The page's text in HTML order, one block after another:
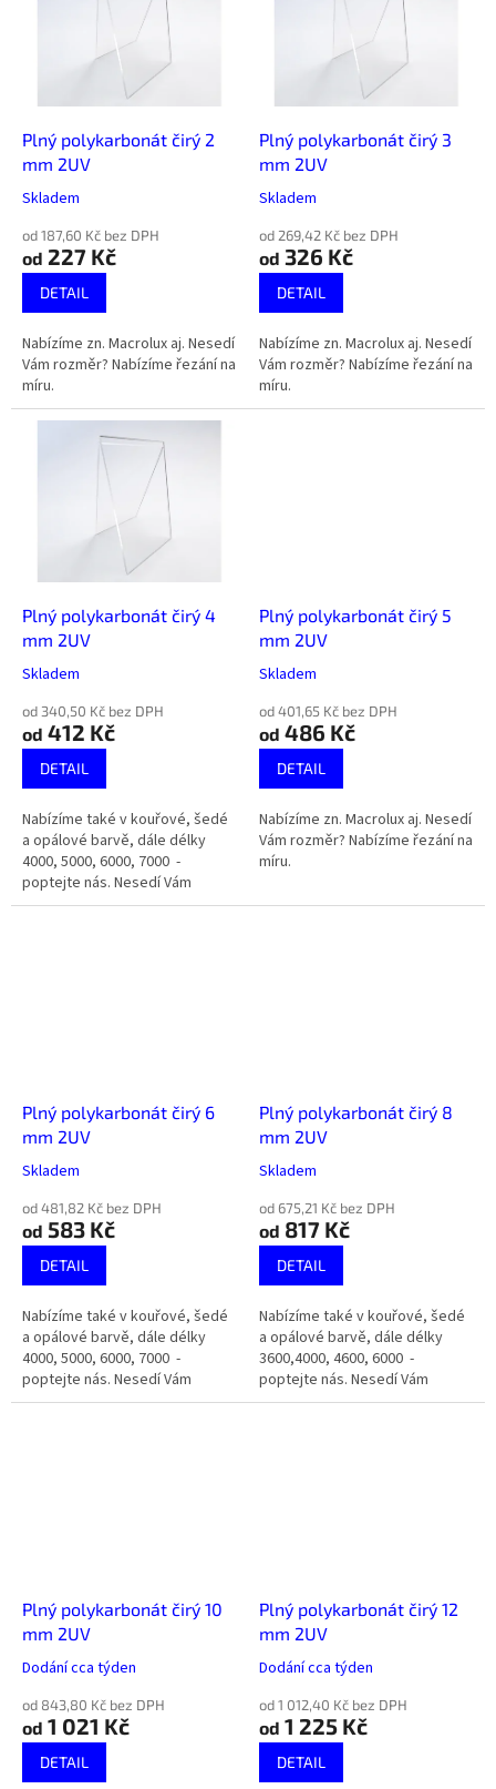
Plný polykarbonát čirý 2
mm 2UV
Skladem
od 187,60 Kč bez DPH
od 227 Kč
DETAIL
Nabízíme zn. Macrolux aj. Nesedí
Vám rozměr? Nabízíme řezání na
míru.
Plný polykarbonát čirý 3
mm 2UV
Skladem
od 269,42 Kč bez DPH
od 326 Kč
DETAIL
Nabízíme zn. Macrolux aj. Nesedí
Vám rozměr? Nabízíme řezání na
míru.
Plný polykarbonát čirý 4
mm 2UV
Skladem
od 340,50 Kč bez DPH
od 412 Kč
DETAIL
Nabízíme také v kouřové, šedé
a opálové barvě, dále délky
4000, 5000, 6000, 7000 -
poptejte nás. Nesedí Vám
rozměr? Nabízíme řezání na
Plný polykarbonát čirý 5
mm 2UV
Skladem
od 401,65 Kč bez DPH
od 486 Kč
DETAIL
Nabízíme zn. Macrolux aj. Nesedí
Vám rozměr? Nabízíme řezání na
míru.
Plný polykarbonát čirý 6
mm 2UV
Skladem
od 481,82 Kč bez DPH
od 583 Kč
DETAIL
Nabízíme také v kouřové, šedé
a opálové barvě, dále délky
4000, 5000, 6000, 7000 -
poptejte nás. Nesedí Vám
rozměr? Nabízíme řezání na
Plný polykarbonát čirý 8
mm 2UV
Skladem
od 675,21 Kč bez DPH
od 817 Kč
DETAIL
Nabízíme také v kouřové, šedé
a opálové barvě, dále délky
3600,4000, 4600, 6000 -
poptejte nás. Nesedí Vám
rozměr? Nabízíme řezání na
Plný polykarbonát čirý 10
mm 2UV
Dodání cca týden
od 843,80 Kč bez DPH
od 1 021 Kč
DETAIL
Plný polykarbonát čirý 12
mm 2UV
Dodání cca týden
od 1 012,40 Kč bez DPH
od 1 225 Kč
DETAIL